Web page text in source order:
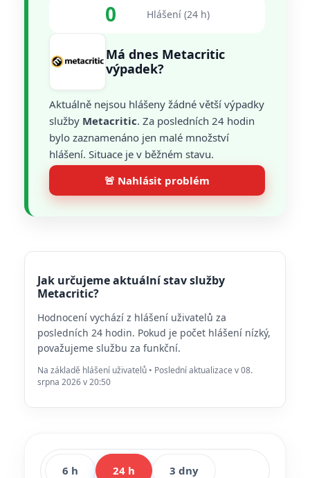
0 Hlášení (24 h)
Má dnes Metacritic
výpadek?
Aktuálně nejsou hlášeny žádné větší výpadky
služby Metacritic. Za posledních 24 hodin
bylo zaznamenáno jen malé množství
hlášení. Situace je v běžném stavu.
🚨 Nahlásit problém
Jak určujeme aktuální stav služby
Metacritic?
Hodnocení vychází z hlášení uživatelů za
posledních 24 hodin. Pokud je počet hlášení nízký,
považujeme službu za funkční.
Na základě hlášení uživatelů • Poslední aktualizace v 08.
srpna 2026 v 20:50
6 h 24 h 3 dny